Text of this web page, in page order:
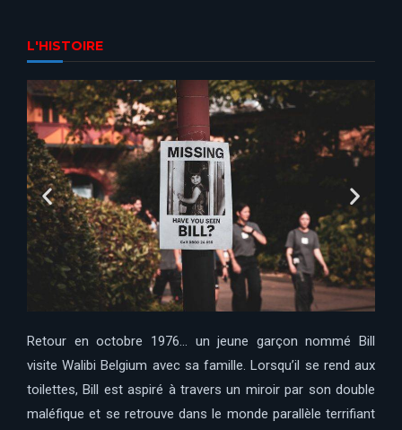
L'HISTOIRE
Retour en octobre 1976… un jeune garçon nommé Bill
visite Walibi Belgium avec sa famille. Lorsqu’il se rend aux
toilettes, Bill est aspiré à travers un miroir par son double
maléfique et se retrouve dans le monde parallèle terrifiant